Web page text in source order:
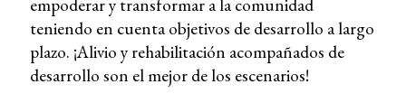
empoderar y transformar a la comunidad
teniendo en cuenta objetivos de desarrollo a largo
plazo. ¡Alivio y rehabilitación acompañados de
desarrollo son el mejor de los escenarios!